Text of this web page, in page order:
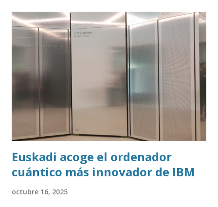
Euskadi acoge el ordenador
cuántico más innovador de IBM
octubre 16, 2025